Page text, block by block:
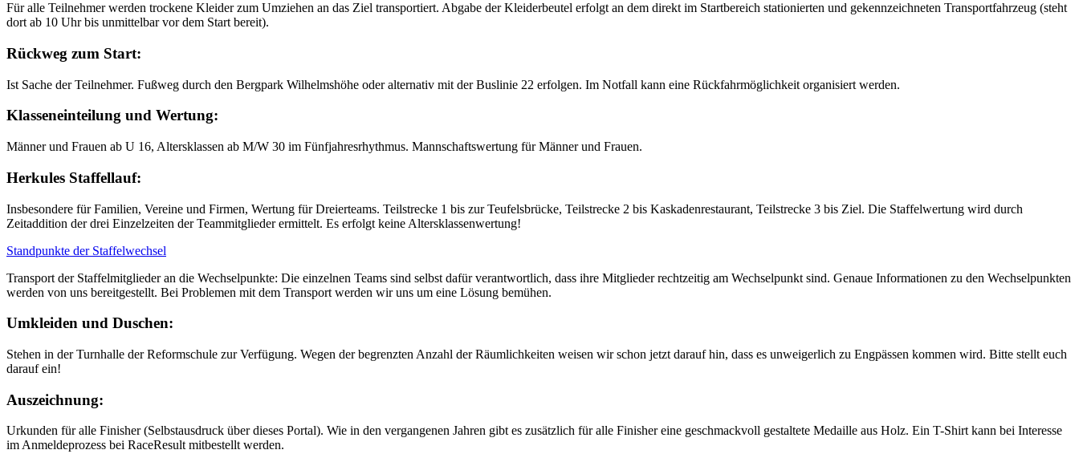
Für alle Teilnehmer werden trockene Kleider zum Umziehen an das Ziel transportiert. Abgabe der Kleiderbeutel erfolgt an dem direkt im Startbereich stationierten und gekennzeichneten Transportfahrzeug (steht
dort ab 10 Uhr bis unmittelbar vor dem Start bereit).
Rückweg zum Start:
Ist Sache der Teilnehmer. Fußweg durch den Bergpark Wilhelmshöhe oder alternativ mit der Buslinie 22 erfolgen. Im Notfall kann eine Rückfahrmöglichkeit organisiert werden.
Klasseneinteilung und Wertung:
Männer und Frauen ab U 16, Altersklassen ab M/W 30 im Fünfjahresrhythmus. Mannschaftswertung für Männer und Frauen.
Herkules Staffellauf:
Insbesondere für Familien, Vereine und Firmen, Wertung für Dreierteams. Teilstrecke 1 bis zur Teufelsbrücke, Teilstrecke 2 bis Kaskadenrestaurant, Teilstrecke 3 bis Ziel. Die Staffelwertung wird durch
Zeitaddition der drei Einzelzeiten der Teammitglieder ermittelt. Es erfolgt keine Altersklassenwertung!
Standpunkte der Staffelwechsel
Transport der Staffelmitglieder an die Wechselpunkte: Die einzelnen Teams sind selbst dafür verantwortlich, dass ihre Mitglieder rechtzeitig am Wechselpunkt sind. Genaue Informationen zu den Wechselpunkten
werden von uns bereitgestellt. Bei Problemen mit dem Transport werden wir uns um eine Lösung bemühen.
Umkleiden und Duschen:
Stehen in der Turnhalle der Reformschule zur Verfügung. Wegen der begrenzten Anzahl der Räumlichkeiten weisen wir schon jetzt darauf hin, dass es unweigerlich zu Engpässen kommen wird. Bitte stellt euch
darauf ein!
Auszeichnung:
Urkunden für alle Finisher (Selbstausdruck über dieses Portal). Wie in den vergangenen Jahren gibt es zusätzlich für alle Finisher eine geschmackvoll gestaltete Medaille aus Holz. Ein T-Shirt kann bei Interesse
im Anmeldeprozess bei RaceResult mitbestellt werden.